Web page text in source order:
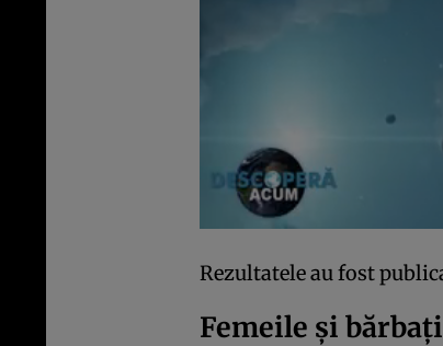
Rezultatele au fost
Femeile și